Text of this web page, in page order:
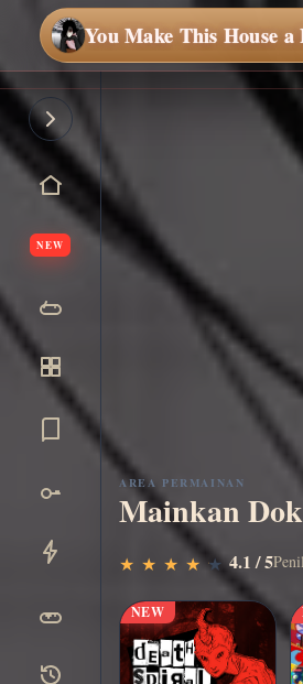
You Make This House a
NEW
Main
AREA PERMAINAN
Mainkan
★
★ ★
★ ★
★ ★
★ ★
★ 4.1 / 5
NEW